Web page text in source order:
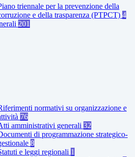
triennale per la prevenzione della
e della trasparenza (PTPCT) 4
201
normativi su organizzazione e
76
amministrativi generali 32
di programmazione strategico-
8
e leggi regionali 1